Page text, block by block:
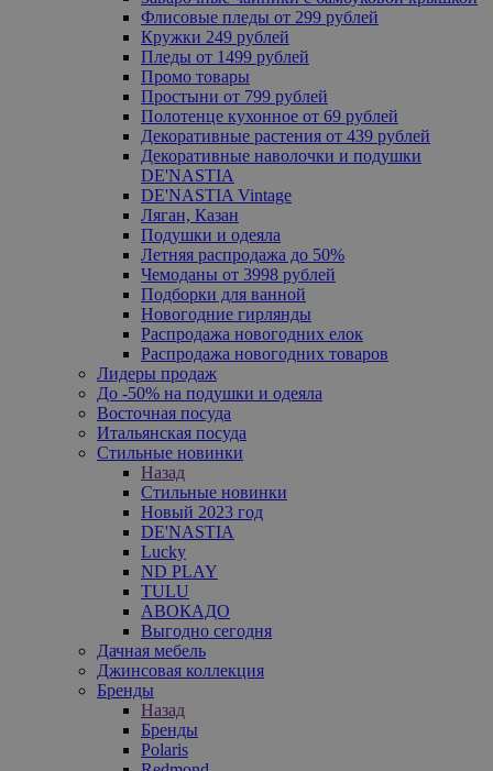
Флисовые пледы от 299 рублей
Кружки 249 рублей
Пледы от 1499 рублей
Промо товары
Простыни от 799 рублей
Полотенце кухонное от 69 рублей
Декоративные растения от 439 рублей
Декоративные наволочки и подушки
DE'NASTIA
DE'NASTIA Vintage
Ляган, Казан
Подушки и одеяла
Летняя распродажа до 50%
Чемоданы от 3998 рублей
Подборки для ванной
Новогодние гирлянды
Распродажа новогодних елок
Распродажа новогодних товаров
Лидеры продаж
До -50% на подушки и одеяла
Восточная посуда
Итальянская посуда
Стильные новинки
Назад
Стильные новинки
Новый 2023 год
DE'NASTIA
Lucky
ND PLAY
TULU
АВОКАДО
Выгодно сегодня
Дачная мебель
Джинсовая коллекция
Бренды
Назад
Бренды
Polaris